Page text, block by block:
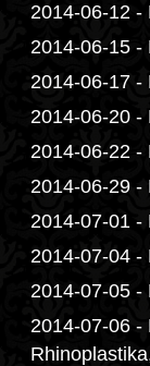
2014-06-12 -
2014-06-15 -
2014-06-17 -
2014-06-20 -
2014-06-22 -
2014-06-29 -
2014-07-01 -
2014-07-04 -
2014-07-05 -
2014-07-06 -